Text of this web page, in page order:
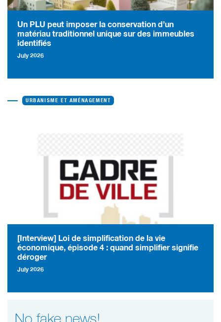
Un PLU peut imposer la conservation d’un
matériau traditionnel unique sur des immeubles
identifiés
July 2026
URBANISME ET AMÉNAGEMENT
[Interview] Loi de simplification de la vie
économique, épisode 4 : quand simplifier signifie
déroger
July 2026